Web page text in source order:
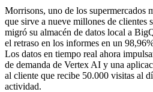
Morrisons, uno de los supermercados
que sirve a nueve millones de clientes
migró su almacén de datos local a
el retraso en los informes en un
Los datos en tiempo real ahora
de demanda de Vertex AI y una
al cliente que recibe 50.000 visitas al
actividad.